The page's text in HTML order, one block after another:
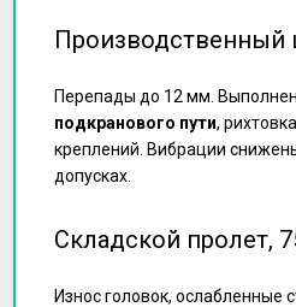
Производственный
Перепады до 12 мм.
подкранового пути,
креплений. Вибрации
допусках.
Складской пролет,
Износ головок, ослабленные